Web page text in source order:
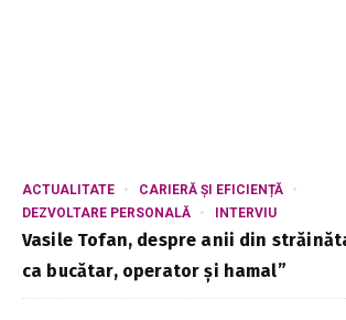
ACTUALITATE
CARIERĂ ȘI EFICIENȚĂ
DEZVOLTARE PERSONALĂ
INTERVIU
Vasile Tofan, despre anii din
ca bucătar, operator și hamal”